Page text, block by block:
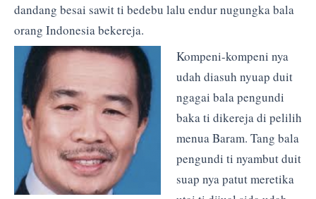
dandang besai sawit ti bedebu lalu endur nugungka bala
orang Indonesia bekereja.
Kompeni-kompeni nya
udah diasuh nyuap duit
ngagai bala pengundi
baka ti dikereja di pelilih
menua Baram. Tang bala
pengundi ti nyambut duit
suap nya patut meretika